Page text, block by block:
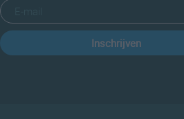
Inschrijven